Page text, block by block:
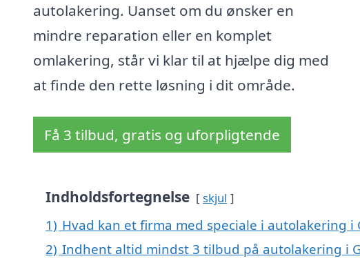
autolakering. Uanset om du ønsker en
mindre reparation eller en komplet
omlakering, står vi klar til at hjælpe dig med
at finde den rette løsning i dit område.
Få 3 tilbud, gratis og uforpligtende
Indholdsfortegnelse skjul
1) Hvad kan et firma med speciale i autolakering i
2) Indhent altid mindst 3 tilbud på autolakering i